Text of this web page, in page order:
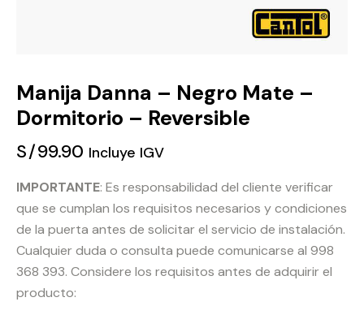
Manija Danna – Negro Mate –
Dormitorio – Reversible
S/99.90 Incluye IGV
IMPORTANTE: Es responsabilidad del cliente verificar
que se cumplan los requisitos necesarios y condiciones
de la puerta antes de solicitar el servicio de instalación.
Cualquier duda o consulta puede comunicarse al 998
368 393. Considere los requisitos antes de adquirir el
producto: